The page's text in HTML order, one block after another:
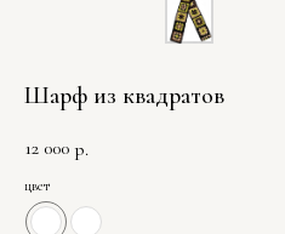
Шарф из квадратов
12 000 р.
цвет